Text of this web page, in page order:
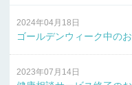
2024年04月18日
ゴールデンウィーク中の
2023年07月14日